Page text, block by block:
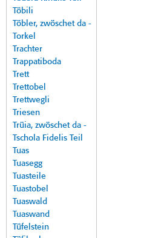
Töbili
Töbler, zwöschet da -
Torkel
Trachter
Trappatiboda
Trett
Trettobel
Trettwegli
Triesen
Trüia, zwöschet da -
Tschola Fidelis Teil
Tuas
Tuasegg
Tuasteile
Tuastobel
Tuaswald
Tuaswand
Tüfelstein